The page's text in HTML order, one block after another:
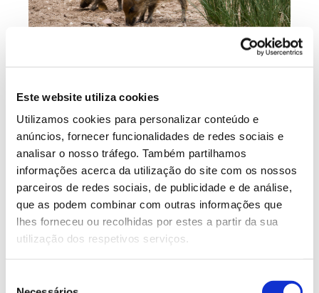
Este website utiliza cookies
Utilizamos cookies para personalizar conteúdo e
anúncios, fornecer funcionalidades de redes sociais e
analisar o nosso tráfego. Também partilhamos
informações acerca da utilização do site com os nossos
parceiros de redes sociais, de publicidade e de análise,
que as podem combinar com outras informações que
lhes forneceu ou recolhidas por estes a partir da sua
utilização dos respetivos serviços.